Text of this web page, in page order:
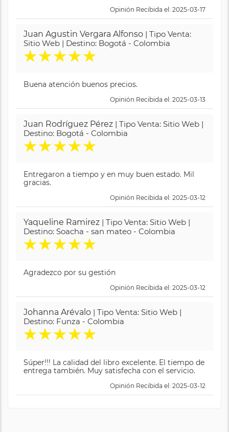
Opinión Recibida el: 2025-03-17
Juan Agustin Vergara Alfonso | Tipo Venta:
Sitio Web | Destino: Bogotá - Colombia
★★★★★
Buena atención buenos precios.
Opinión Recibida el: 2025-03-13
Juan Rodríguez Pérez | Tipo Venta: Sitio Web |
Destino: Bogotá - Colombia
★★★★★
Entregaron a tiempo y en muy buen estado. Mil
gracias.
Opinión Recibida el: 2025-03-12
Yaqueline Ramirez | Tipo Venta: Sitio Web |
Destino: Soacha - san mateo - Colombia
★★★★★
Agradezco por su gestión
Opinión Recibida el: 2025-03-12
Johanna Arévalo | Tipo Venta: Sitio Web |
Destino: Funza - Colombia
★★★★★
Súper!!! La calidad del libro excelente. El tiempo de
entrega también. Muy satisfecha con el servicio.
Opinión Recibida el: 2025-03-12